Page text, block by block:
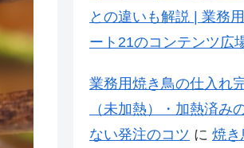
との違いも解説 | 業務
ート21のコンテンツ広
業務用焼き鳥の仕入れ
（未加熱）・加熱済み
ない発注のコツ に 焼き